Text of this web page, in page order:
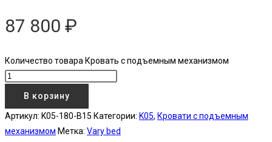
87 800 ₽
Количество товара Кровать с подъемным механизмом
В корзину
Артикул: K05-180-B15 Категории: K05, Кровати с подъемным
механизмом Метка: Vary bed